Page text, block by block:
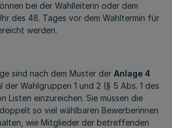
bei der Wahlleiterin oder dem
des 48. Tages vor dem Wahltermin für
werden.
sind nach dem Muster der Anlage 4
Wahlgruppen 1 und 2 (§ 5 Abs. 1 des
Listen einzureichen. Sie müssen die
so viel wählbaren Bewerberinnen
wie Mitglieder der betreffenden